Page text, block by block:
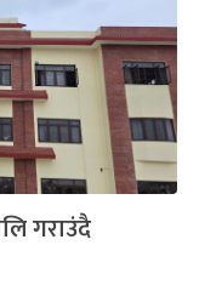
गराउंदै